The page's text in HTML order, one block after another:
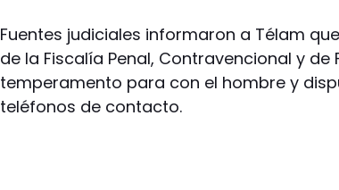
Fuentes judiciales informaron a Télam
de la Fiscalía Penal, Contravencional y
temperamento para con el hombre y
teléfonos de contacto.